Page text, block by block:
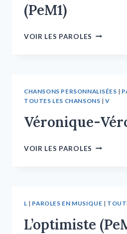
(PeM1)
VOIR LES PAROLES
CHANSONS PERSONNALISÉES |
TOUTES LES CHANSONS |V
Véronique-
VOIR LES PAROLES
L | PAROLES EN MUSIQUE |
L’optimiste